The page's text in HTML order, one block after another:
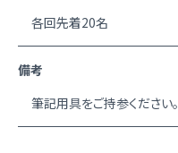
各回先着20名
備考
筆記用具をご持参ください。